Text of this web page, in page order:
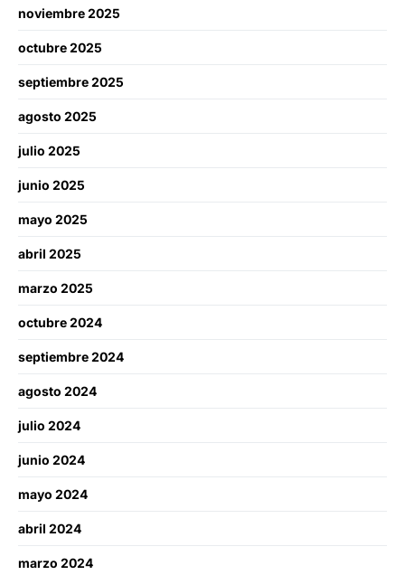
noviembre 2025
octubre 2025
septiembre 2025
agosto 2025
julio 2025
junio 2025
mayo 2025
abril 2025
marzo 2025
octubre 2024
septiembre 2024
agosto 2024
julio 2024
junio 2024
mayo 2024
abril 2024
marzo 2024